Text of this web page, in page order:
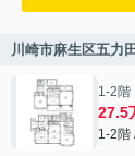
川崎市麻生区五力
1-2階
27.5
1-2階